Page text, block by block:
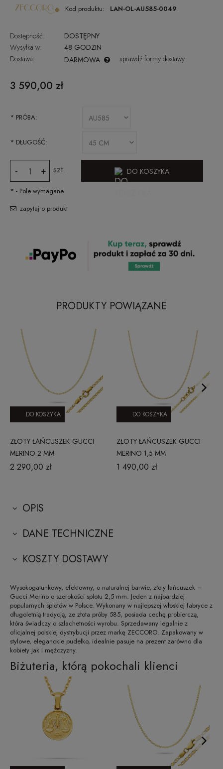
Kod produktu: LAN-OL-AU585-0049
Dostępność:
DOSTĘPNY
Wysyłka w:
48 GODZIN
Dostawa:
DARMOWA sprawdź formy dostawy
3 590,00 zł
* PRÓBA:
* DŁUGOŚĆ:
- + szt. DO KOSZYKA
* - Pole wymagane
zapytaj o produkt
PRODUKTY POWIĄZANE
ZŁOTY ŁAŃCUSZEK GUCCI
MERINO 2 MM
2 290,00 zł
DO KOSZYKA
ZŁOTY ŁAŃCUSZEK GUCCI
MERINO 1,5 MM
1 490,00 zł
DO KOSZYKA
OPIS
DANE TECHNICZNE
KOSZTY DOSTAWY
Wysokogatunkowy, efektowny, o naturalnej barwie, złoty łańcuszek –
Gucci Merino o szerokości splotu 2,5 mm. Jeden z najbardziej
popularnych splotów w Polsce. Wykonany w najlepszej włoskiej fabryce z
długoletnią tradycją, ze złota próby 585, posiada cechę probierczą,
która świadczy o szlachetności wyrobu. Sprzedawany legalnie z
oficjalnej polskiej dystrybucji przez markę ZECCORO. Zapakowany w
stylowe, eleganckie pudełko, idealnie pasuje na prezent zarówno dla
kobiety jak i mężczyzny.
Biżuteria, którą pokochali klienci